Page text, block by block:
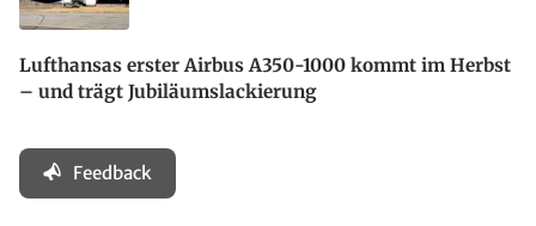
Lufthansas erster Airbus A350-1000 kommt im Herbst
– und trägt Jubiläumslackierung
Feedback